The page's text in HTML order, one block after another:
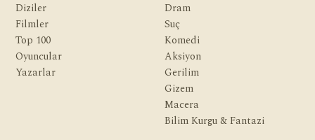
Diziler
Filmler
Top 100
Oyuncular
Yazarlar
Dram
Suç
Komedi
Aksiyon
Gerilim
Gizem
Macera
Bilim Kurgu & Fantazi